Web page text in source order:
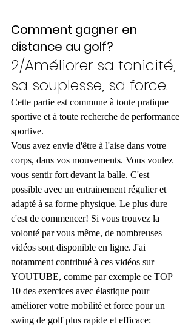
Comment gagner en
distance au golf?
2/Améliorer sa tonicité,
sa souplesse, sa force.
Cette partie est commune à toute pratique
sportive et à toute recherche de performance
sportive.
Vous avez envie d'être à l'aise dans votre
corps, dans vos mouvements. Vous voulez
vous sentir fort devant la balle. C'est
possible avec un entrainement régulier et
adapté à sa forme physique. Le plus dure
c'est de commencer! Si vous trouvez la
volonté par vous même, de nombreuses
vidéos sont disponible en ligne. J'ai
notamment contribué à ces vidéos sur
YOUTUBE, comme par exemple ce TOP
10 des exercices avec élastique pour
améliorer votre mobilité et force pour un
swing de golf plus rapide et efficace: